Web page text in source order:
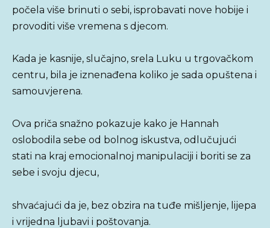
počela više brinuti o sebi, isprobavati nove hobije i
provoditi više vremena s djecom.
Kada je kasnije, slučajno, srela Luku u trgovačkom
centru, bila je iznenađena koliko je sada opuštena i
samouvjerena.
Ova priča snažno pokazuje kako je Hannah
oslobodila sebe od bolnog iskustva, odlučujući
stati na kraj emocionalnoj manipulaciji i boriti se za
sebe i svoju djecu,
shvaćajući da je, bez obzira na tuđe mišljenje, lijepa
i vrijedna ljubavi i poštovanja.